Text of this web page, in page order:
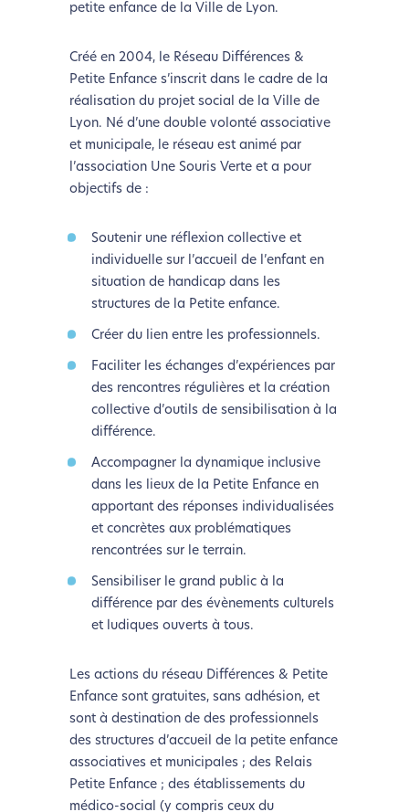
petite enfance de la Ville de Lyon.
Créé en 2004, le Réseau Différences &
Petite Enfance s’inscrit dans le cadre de la
réalisation du projet social de la Ville de
Lyon. Né d’une double volonté associative
et municipale, le réseau est animé par
l’association Une Souris Verte et a pour
objectifs de :
Soutenir une réflexion collective et
individuelle sur l’accueil de l’enfant en
situation de handicap dans les
structures de la Petite enfance.
Créer du lien entre les professionnels.
Faciliter les échanges d’expériences par
des rencontres régulières et la création
collective d’outils de sensibilisation à la
différence.
Accompagner la dynamique inclusive
dans les lieux de la Petite Enfance en
apportant des réponses individualisées
et concrètes aux problématiques
rencontrées sur le terrain.
Sensibiliser le grand public à la
différence par des évènements culturels
et ludiques ouverts à tous.
Les actions du réseau Différences & Petite
Enfance sont gratuites, sans adhésion, et
sont à destination de des professionnels
des structures d’accueil de la petite enfance
associatives et municipales ; des Relais
Petite Enfance ; des établissements du
médico-social (y compris ceux du